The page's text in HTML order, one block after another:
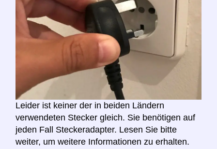
Leider ist keiner der in beiden Ländern
verwendeten Stecker gleich. Sie benötigen auf
jeden Fall Steckeradapter. Lesen Sie bitte
weiter, um weitere Informationen zu erhalten.